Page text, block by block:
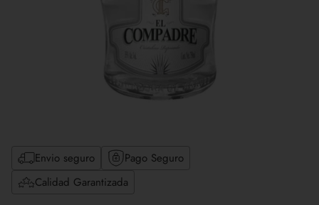
Envio seguro
Pago Seguro
Calidad Garantizada